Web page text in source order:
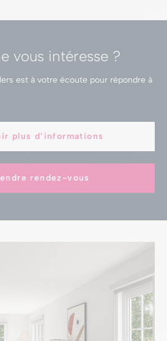
vous intéresse ?
est à votre écoute pour répondre à
plus d’informations
rendez-vous